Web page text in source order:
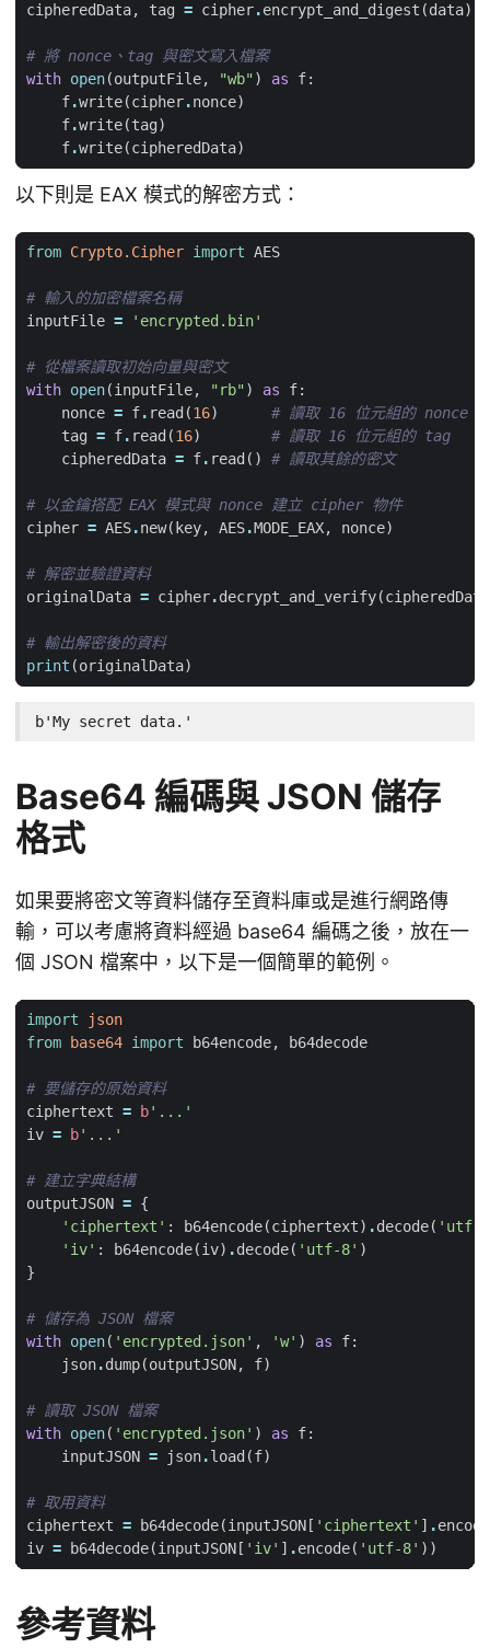
cipheredData, tag = cipher.encrypt_and_digest (data)
# 將 nonce、tag 與密文寫入檔案
with open(outputFile, "wb") as f:
f.write(cipher.nonce)
f.write(tag)
f.write(cipheredData)
以下則是 EAX 模式的解密方式：
from Crypto.Cipher import AES
# 輸入的加密檔案名稱
inputFile = 'encrypted.bin'
# 從檔案讀取初始向量與密文
with open(inputFile, "rb") as f:
nonce = f. read (16)
# 讀取 16 位元組的 nonce
tag = f. read (16)
# 讀取 16 位元組的 tag
cipheredData = f. read () # 讀取其餘的密文
# 以金鑰搭配 EAX 模式與 nonce 建立 cipher 物件
cipher = AES.new( key, AES.MODE_EAX, nonce)
# 解密並驗證資料
originalData = cipher.decrypt_and_verify(cipheredData
# 輸出解密後的資料
print (originalData)
b'My secret data.'
Base64 編碼與 JSON 儲存
格式
如果要將密文等資料儲存至資料庫或是進行網路傳
輸，可以考慮將資料經過 base64 編碼之後，放在一
個 JSON 檔案中，以下是一個簡單的範例。
import
json
from
base64 import b64encode, b64decode
# 要儲存的原始資料
ciphertext = b'...'
iv = b'...'
# 建立字典結構
outputJSON = {
'ciphertext' : b64encode(ciphertext) .decode( 'utf-
'iv' : b64encode(iv) .decode( 'utf-8' )
}
# 儲存為 JSON 檔案
with open( 'encrypted.json' , 'w' ) as f:
json.dump(outputJSON, f)
# 讀取 JSON 檔案
with open( 'encrypted.json' ) as f:
inputJSON = json.load (f)
# 取用資料
ciphertext = b64decode(inputJSON [ 'ciphertext' ] .encode
iv = b64decode(inputJSON [ 'iv' ] .encode( 'utf-8' ))
參考資料